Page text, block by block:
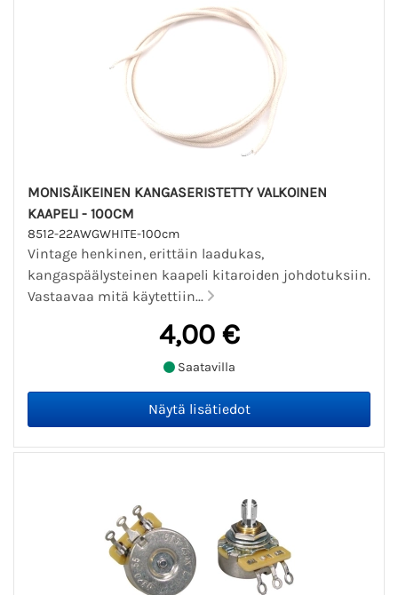
MONISÄIKEINEN KANGASERISTETTY VALKOINEN
KAAPELI - 100CM
8512-22AWGWHITE-100cm
Vintage henkinen, erittäin laadukas,
kangaspäälysteinen kaapeli kitaroiden johdotuksiin.
Vastaavaa mitä käytettiin...
4,00 €
Saatavilla